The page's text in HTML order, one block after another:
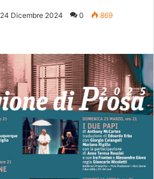
24 Dicembre 2024 0 869